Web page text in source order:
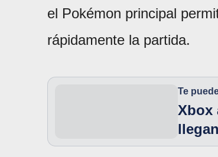
el Pokémon principal
rápidamente la partida.
Te
Xbox